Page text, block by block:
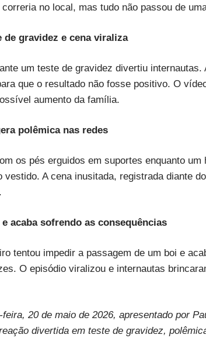
no local, mas tudo não passou de
gravidez e cena viraliza
um teste de gravidez divertiu internautas.
que o resultado não fosse positivo. O
aumento da família.
polêmica nas redes
os pés erguidos em suportes enquanto um
A cena inusitada, registrada diante
acaba sofrendo as consequências
tentou impedir a passagem de um boi e
O episódio viralizou e internautas
20 de maio de 2026, apresentado por
divertida em teste de gravidez,